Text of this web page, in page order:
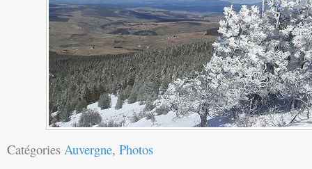
Catégories Auvergne, Photos